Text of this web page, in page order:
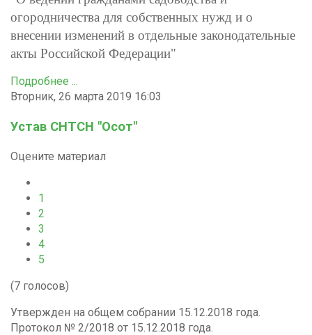
огородничества для собственных нужд и о
внесении изменений в отдельные законодательные
акты Российской Федерации"
Подробнее ...
Вторник, 26 марта 2019 16:03
Устав СНТСН "Осот"
Оцените материал
1
2
3
4
5
(7 голосов)
Утвержден на общем собрании 15.12.2018 года.
Протокол № 2/2018 от 15.12.2018 года.